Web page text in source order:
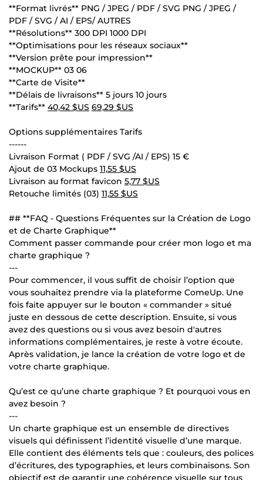
**Format livrés** PNG / JPEG / PDF / SVG PNG / JPEG /
PDF / SVG / AI / EPS/ AUTRES
**Résolutions** 300 DPI 1000 DPI
**Optimisations pour les réseaux sociaux**
**Version prête pour impression**
**MOCKUP** 03 06
**Carte de Visite**
**Délais de livraisons** 5 jours 10 jours
**Tarifs** 40,42 $US 69,29 $US
Options supplémentaires Tarifs
------
Livraison Format ( PDF / SVG /AI / EPS) 15 €
Ajout de 03 Mockups 11,55 $US
Livraison au format favicon 5,77 $US
Retouche limités (03) 11,55 $US
## **FAQ - Questions Fréquentes sur la Création de Logo
et de Charte Graphique**
Comment passer commande pour créer mon logo et ma
charte graphique ?
---
Pour commencer, il vous suffit de choisir l’option que
vous souhaitez prendre via la plateforme ComeUp. Une
fois faite appuyer sur le bouton « commander » situé
juste en dessous de cette description. Ensuite, si vous
avez des questions ou si vous avez besoin d'autres
informations complémentaires, je reste à votre écoute.
Après validation, je lance la création de votre logo et de
votre charte graphique.
Qu’est ce qu’une charte graphique ? Et pourquoi vous en
avez besoin ?
---
Un charte graphique est un ensemble de directives
visuels qui définissent l’identité visuelle d’une marque.
Elle contient des éléments tels que : couleurs, des polices
d’écritures, des typographies, et leurs combinaisons. Son
objectif est de garantir une cohérence visuelle sur tous